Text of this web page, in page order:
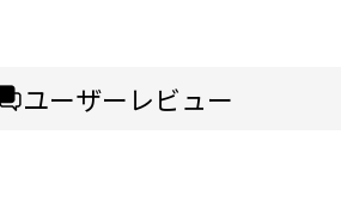
ユーザーレビュー